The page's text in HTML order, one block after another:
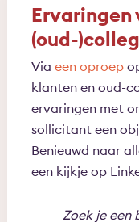
Ervaringen
(oud-
Via een oproep
klanten en oud-
ervaringen met
sollicitant een
Benieuwd naar
een kijkje op
Zoek je een